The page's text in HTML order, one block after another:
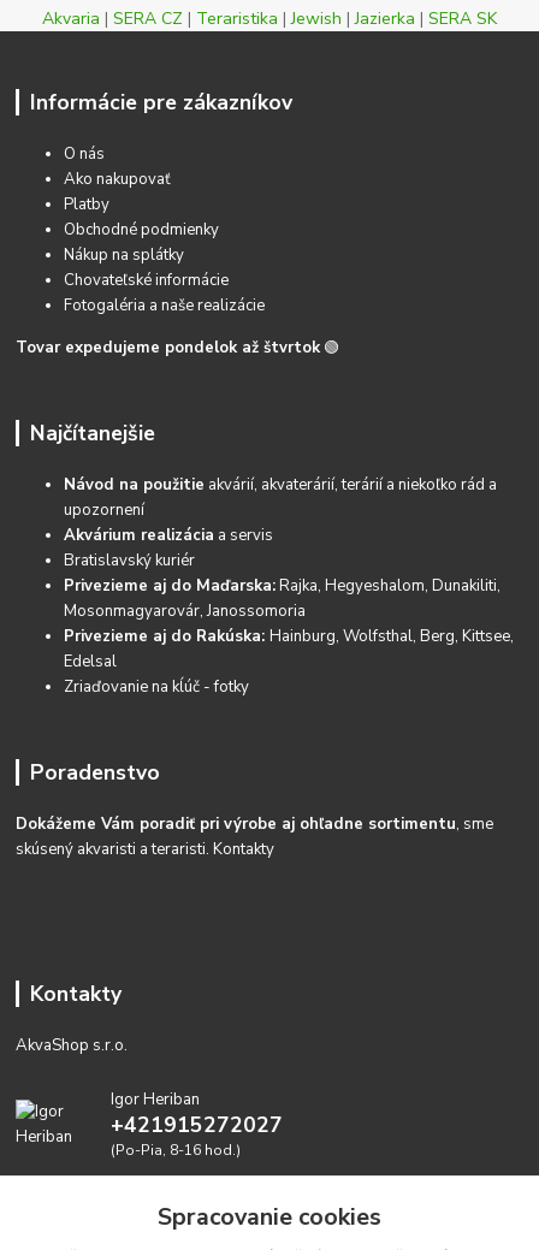
Akvaria | SERA CZ | Teraristika |Jewish |Jazierka | SERA SK
Informácie pre zákazníkov
O nás
Ako nakupovať
Platby
Obchodné podmienky
Nákup na splátky
Chovateľské informácie
Fotogaléria a naše realizácie
Tovar expedujeme pondelok až štvrtok 🟢
Najčítanejšie
Návod na použitie akvárií, akvaterárií, terárií a niekoľko rád a
upozornení
Akvárium realizácia a servis
Bratislavský kuriér
Privezieme aj do Maďarska:Rajka, Hegyeshalom, Dunakiliti,
Mosonmagyarovár, Janossomoria
Privezieme aj do Rakúska:Hainburg, Wolfsthal, Berg, Kittsee,
Edelsal
Zriaďovanie na kĺúč - fotky
Poradenstvo
Dokážeme Vám poradiť pri výrobe aj ohľadne sortimentu, sme
skúsený akvaristi a teraristi.Kontakty
Kontakty
AkvaShop s.r.o.
Igor Heriban
+421915272027
(Po-Pia, 8-16 hod.)
Spracovanie cookies